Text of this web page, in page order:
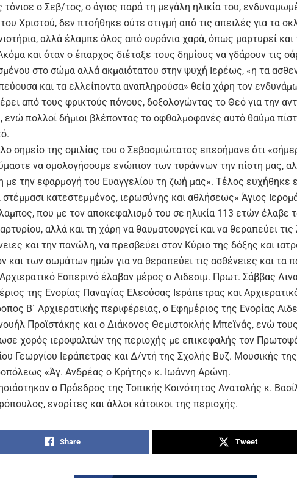
ο Σεβ/τος, ο άγιος παρά τη μεγάλη ηλικία του,
Χριστού, δεν πτοήθηκε ούτε στιγμή από τις απειλές για τα
αλλά έλαμπε όλος από ουράνια χαρά, όπως μαρτυρεί και
και όταν ο έπαρχος διέταξε τους δημίους να γδάρουν τις
στο σώμα αλλά ακμαιότατου στην ψυχή Ιερέως, «η τα
και τα ελλείποντα αναπληρούσα» θεία χάρη τον
από τους φρικτούς πόνους, δοξολογώντας το Θεό για την
ενώ πολλοί δήμιοι βλέποντας το οφθαλμοφανές αυτό θαύμα
σημείο της ομιλίας του ο Σεβασμιώτατος επεσήμανε ότι
να ομολογήσουμε ενώπιον των τυράννων την πίστη μας,
με την εφαρμογή του Ευαγγελίου τη ζωή μας». Τέλος ευχήθηκε
στέμμασι κατεστεμμένος, ιερωσύνης και αθλήσεως» Άγιος
που με τον αποκεφαλισμό του σε ηλικία 113 ετών έλαβε
αλλά και τη χάρη να θαυματουργεί και να θεραπεύει τις
και την πανώλη, να πρεσβεύει στον Κύριο της δόξης και
και των σωμάτων ημών για να θεραπεύει τις ασθένειες και τα
Εσπερινό έλαβαν μέρος ο Αιδεσιμ. Πρωτ. Σάββας
της Ενορίας Παναγίας Ελεούσας Ιεράπετρας και
Β´ Αρχιερατικής περιφέρειας, ο Εφημέριος της Ενορίας
Προϊστάκης και ο Διάκονος Θεμιστοκλής Μπεϊνάς, ενώ
χορός ιεροψαλτών της περιοχής με επικεφαλής τον
Γεωργίου Ιεράπετρας και Δ/ντή της Σχολής Βυζ. Μουσικής της
«Άγ. Ανδρέας ο Κρήτης» κ. Ιωάννη Αρώνη.
ο Πρόεδρος της Τοπικής Κοινότητας Ανατολής κ.
ενορίτες και άλλοι κάτοικοι της περιοχής.
Share Tweet